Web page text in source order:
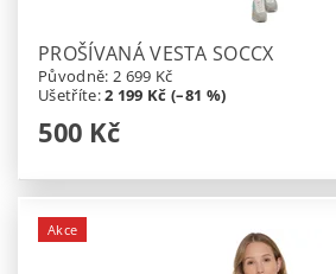
PROŠÍVANÁ VESTA SOCCX
Původně: 2 699 Kč
Ušetříte:2 199 Kč (–81 %)
500 Kč
Akce